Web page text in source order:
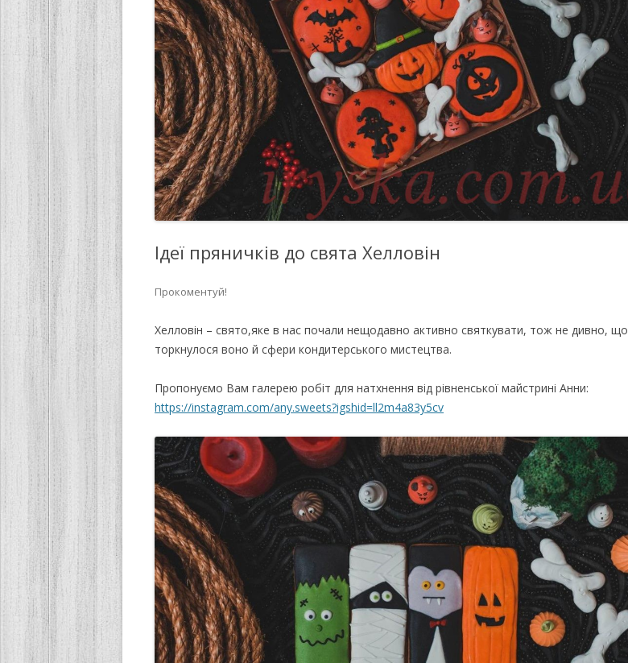
Ідеї пряничків до свята Хелловін
Прокоментуй!
Хелловін – свято,яке в нас почали нещодавно активно святкувати, тож не дивно, що
торкнулося воно й сфери кондитерського мистецтва.
Пропонуємо Вам галерею робіт для натхнення від рівненської майстрині Анни:
https://instagram.com/any.sweets?igshid=ll2m4a83y5cv